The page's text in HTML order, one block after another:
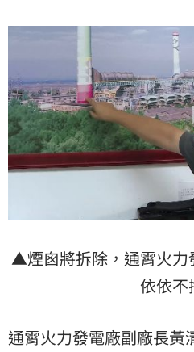
▲煙囪將拆除，通霄火力
依依不
通霄火力發電廠副廠長黃